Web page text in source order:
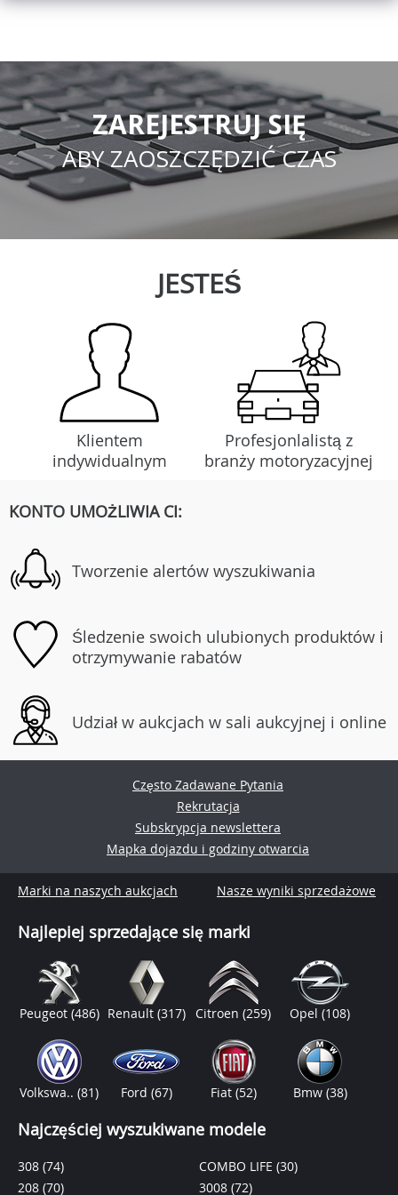
ZAREJESTRUJ SIĘ
ABY ZAOSZCZĘDZIĆ CZAS
JESTEŚ
Klientem
indywidualnym
Profesjonlalistą z
branży motoryzacyjnej
KONTO UMOŻLIWIA CI:
Tworzenie alertów wyszukiwania
Śledzenie swoich ulubionych produktów i
otrzymywanie rabatów
Udział w aukcjach w sali aukcyjnej i online
Często Zadawane Pytania
Rekrutacja
Subskrypcja newslettera
Mapka dojazdu i godziny otwarcia
Marki na naszych aukcjach Nasze wyniki sprzedażowe
Najlepiej sprzedające się marki
Peugeot (486) Renault (317) Citroen(259) Opel(108)
Volkswa..(81) Ford (67) Fiat (52) Bmw (38)
Najczęściej wyszukiwane modele
308 (74)
208 (70)
COMBO LIFE (30)
3008 (72)